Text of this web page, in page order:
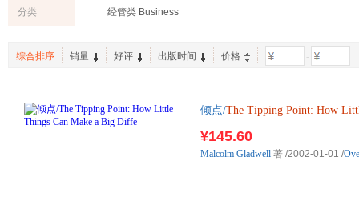
分类 经管类 Business
综合排序 销量 好评 出版时间 价格 -
倾点/The Tipping Point: How
¥145.60
Malcolm Gladwell 著 /2002-01-01 /